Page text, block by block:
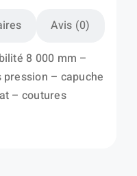
Avis (0)
8 000 mm –
– capuche
– coutures